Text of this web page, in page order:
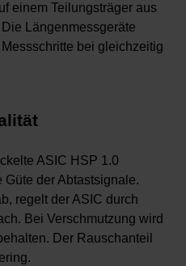
einem Teilungsträger aus
Längenmessgeräte
bei gleichzeitig
ASIC HSP 1.0
der Abtastsignale.
regelt der ASIC durch
Bei Verschmutzung wird
Der Rauschanteil